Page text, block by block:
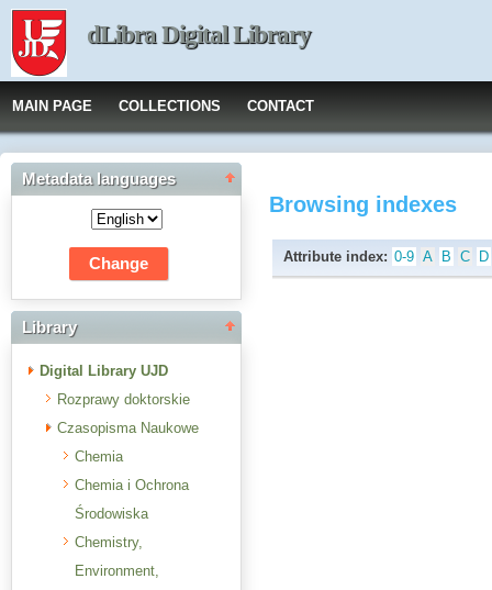
dLibra Digital Library
MAIN PAGE COLLECTIONS CONTACT
Metadata languages
Library
Digital Library UJD
Rozprawy doktorskie
Czasopisma Naukowe
Chemia
Chemia i Ochrona
Środowiska
Chemistry,
Environment,
Browsing indexes
Attribute index: 0-9 A B C D